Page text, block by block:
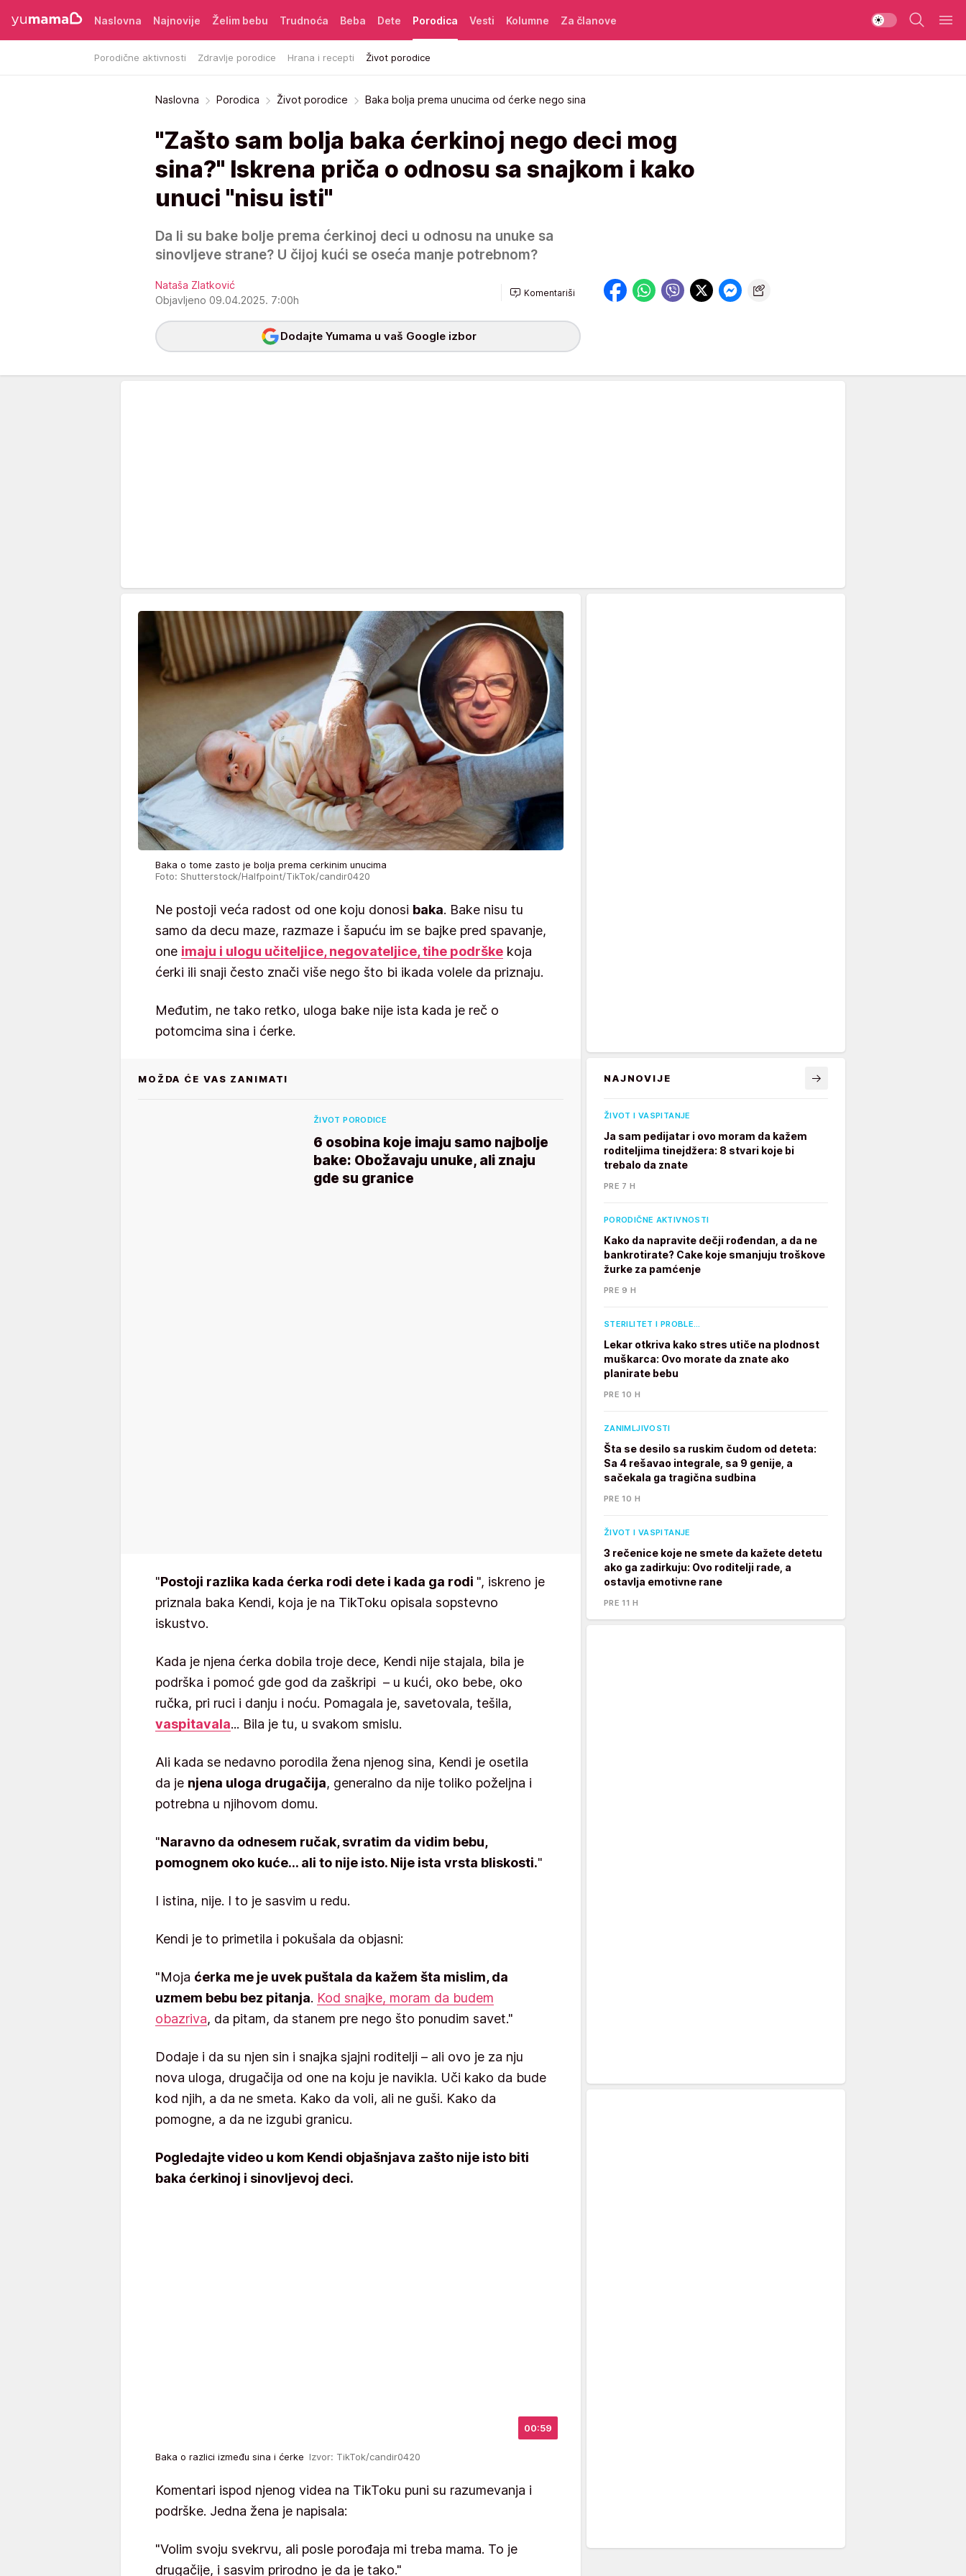
Naslovna Najnovije Želim bebu Trudnoća Beba Dete Porodica
Porodične aktivnosti Zdravlje porodice Hrana i recepti Život porodice
Vesti Kolumne Za članove
Naslovna Porodica Život porodice Baka bolja prema unucima od ćerke nego sina
"Zašto sam bolja baka ćerkinoj nego deci mog
sina?" Iskrena priča o odnosu sa snajkom i kako
unuci "nisu isti"
Da li su bake bolje prema ćerkinoj deci u odnosu na unuke sa
sinovljeve strane? U čijoj kući se oseća manje potrebnom?
Nataša Zlatković
Objavljeno 09.04.2025. 7:00h
Komentariši
Dodajte Yumama u vaš Google izbor
Baka o tome zasto je bolja prema cerkinim unucima
Foto: Shutterstock/Halfpoint/TikTok/candir0420
Ne postoji veća radost od one koju donosi baka. Bake nisu tu
samo da decu maze, razmaze i šapuću im se bajke pred spavanje,
one imaju i ulogu učiteljice, negovateljice, tihe podrške koja
ćerki ili snaji često znači više nego što bi ikada volele da priznaju.
Međutim, ne tako retko, uloga bake nije ista kada je reč o
potomcima sina i ćerke.
MOŽDA ĆE VAS ZANIMATI
ŽIVOT PORODICE
6 osobina koje imaju samo najbolje
bake: Obožavaju unuke, ali znaju
gde su granice
"Postoji razlika kada ćerka rodi dete i kada ga rodi ", iskreno je
priznala baka Kendi, koja je na TikToku opisala sopstevno
iskustvo.
Kada je njena ćerka dobila troje dece, Kendi nije stajala, bila je
podrška i pomoć gde god da zaškripi – u kući, oko bebe, oko
ručka, pri ruci i danju i noću. Pomagala je, savetovala, tešila,
vaspitavala... Bila je tu, u svakom smislu.
Ali kada se nedavno porodila žena njenog sina, Kendi je osetila
da je njena uloga drugačija, generalno da nije toliko poželjna i
potrebna u njihovom domu.
"Naravno da odnesem ručak, svratim da vidim bebu,
pomognem oko kuće... ali to nije isto. Nije ista vrsta bliskosti."
I istina, nije. I to je sasvim u redu.
Kendi je to primetila i pokušala da objasni:
"Moja ćerka me je uvek puštala da kažem šta mislim, da
uzmem bebu bez pitanja. Kod snajke, moram da budem
obazriva, da pitam, da stanem pre nego što ponudim savet."
Dodaje i da su njen sin i snajka sjajni roditelji – ali ovo je za nju
nova uloga, drugačija od one na koju je navikla. Uči kako da bude
kod njih, a da ne smeta. Kako da voli, ali ne guši. Kako da
pomogne, a da ne izgubi granicu.
Pogledajte video u kom Kendi objašnjava zašto nije isto biti
baka ćerkinoj i sinovljevoj deci.
00:59
Baka o razlici između sina i ćerke Izvor: TikTok/candir0420
Komentari ispod njenog videa na TikToku puni su razumevanja i
podrške. Jedna žena je napisala:
"Volim svoju svekrvu, ali posle porođaja mi treba mama. To je
drugačije, i sasvim prirodno je da je tako."
NAJNOVIJE
ŽIVOT I VASPITANJE
Ja sam pedijatar i ovo moram da kažem
roditeljima tinejdžera: 8 stvari koje bi
trebalo da znate
PRE 7 H
PORODIČNE AKTIVNOSTI
Kako da napravite dečji rođendan, a da ne
bankrotirate? Cake koje smanjuju troškove
žurke za pamćenje
PRE 9 H
STERILITET I PROBLE…
Lekar otkriva kako stres utiče na plodnost
muškarca: Ovo morate da znate ako
planirate bebu
PRE 10 H
ZANIMLJIVOSTI
Šta se desilo sa ruskim čudom od deteta:
Sa 4 rešavao integrale, sa 9 genije, a
sačekala ga tragična sudbina
PRE 10 H
ŽIVOT I VASPITANJE
3 rečenice koje ne smete da kažete detetu
ako ga zadirkuju: Ovo roditelji rade, a
ostavlja emotivne rane
PRE 11 H